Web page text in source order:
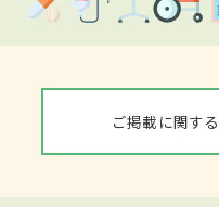
ご掲載に関す